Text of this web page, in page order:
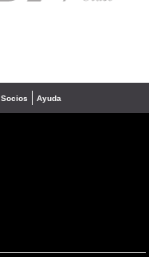
Socios Ayuda